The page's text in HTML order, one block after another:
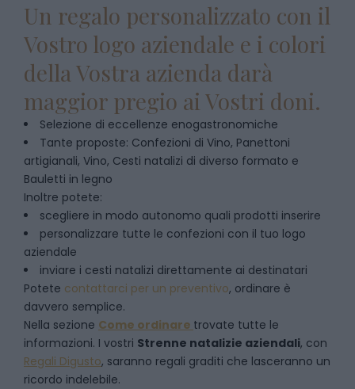
Un regalo personalizzato con il
Vostro logo aziendale e i colori
della Vostra azienda darà
maggior pregio ai Vostri doni.
Selezione di eccellenze enogastronomiche
Tante proposte: Confezioni di Vino, Panettoni
artigianali, Vino, Cesti natalizi di diverso formato e
Bauletti in legno
Inoltre potete:
scegliere in modo autonomo quali prodotti inserire
personalizzare tutte le confezioni con il tuo logo
aziendale
inviare i cesti natalizi direttamente ai destinatari
Potete contattarci per un preventivo, ordinare è
davvero semplice.
Nella sezione Come ordinare trovate tutte le
informazioni. I vostri Strenne natalizie aziendali, con
Regali Digusto, saranno regali graditi che lasceranno un
ricordo indelebile.